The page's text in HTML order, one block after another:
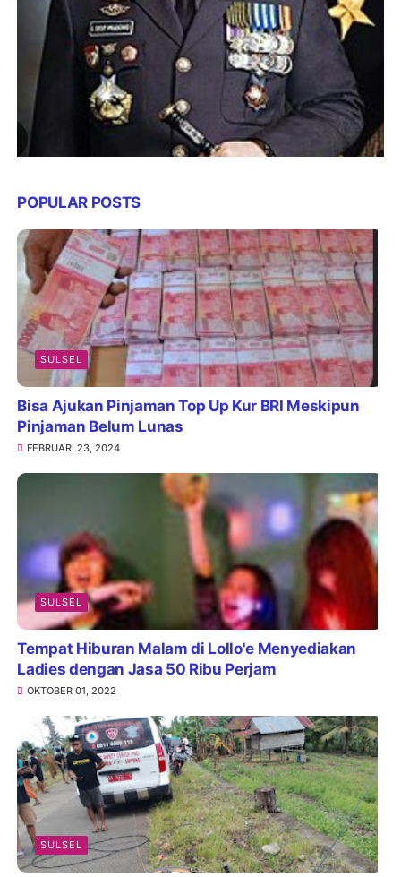
POPULAR POSTS
SULSEL
Bisa Ajukan Pinjaman Top Up Kur BRI Meskipun
Pinjaman Belum Lunas
FEBRUARI 23, 2024
SULSEL
Tempat Hiburan Malam di Lollo'e Menyediakan
Ladies dengan Jasa 50 Ribu Perjam
OKTOBER 01, 2022
SULSEL